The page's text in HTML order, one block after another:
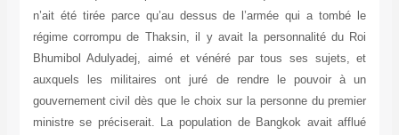
n’ait été tirée parce qu’au dessus de l’armée qui a tombé le
régime corrompu de Thaksin, il y avait la personnalité du Roi
Bhumibol Adulyadej, aimé et vénéré par tous ses sujets, et
auxquels les militaires ont juré de rendre le pouvoir à un
gouvernement civil dès que le choix sur la personne du premier
ministre se préciserait. La population de Bangkok avait afflué